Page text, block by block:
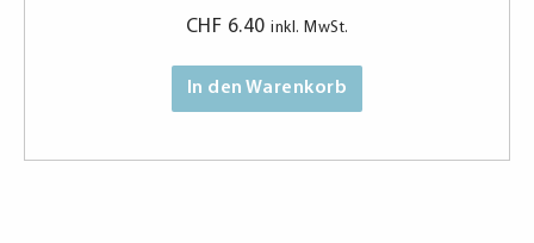
CHF 6.40 inkl. MwSt.
In den Warenkorb